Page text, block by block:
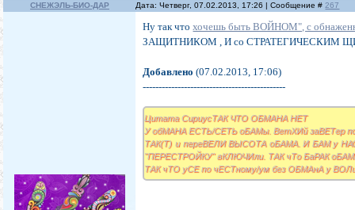
СНЕЖЭЛЬ-БИО-ДАР Дата: Четверг, 07.02.2013, 17:26 | Сообщение #267
Ну так чтохочешь быть ВОЙНОМ", c
ЗАЩИТНИКОМ , И со СТРАТЕГИЧЕСКИМ
Добавлено (07.02.2013, 17:06)
---------------------------------------------
Цитата СириусТАК ЧТО ОБМАНА НЕТ
У обМАНА ЕСТЬ/СЕТЬ оБАМы. ВетХИй заВЕТер
ТАК(Т) и переВЕЛИ ВЫСОТА оБАМА. И БАМ у НАС/
"ПЕРЕСТРОЙКУ" вКЛЮЧИли. ТАК чТо БаРАК
ТАК чТО уСЕ по чЕСТному/ум без ОБМАнА у